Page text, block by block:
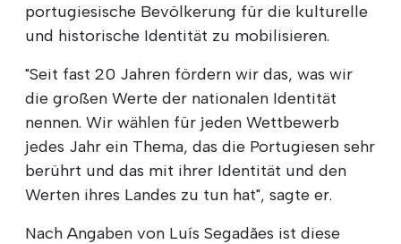
portugiesische Bevölkerung für die kulturelle
und historische Identität zu mobilisieren.
"Seit fast 20 Jahren fördern wir das, was wir
die großen Werte der nationalen Identität
nennen. Wir wählen für jeden Wettbewerb
jedes Jahr ein Thema, das die Portugiesen sehr
berührt und das mit ihrer Identität und den
Werten ihres Landes zu tun hat", sagte er.
Nach Angaben von Luís Segadães ist diese